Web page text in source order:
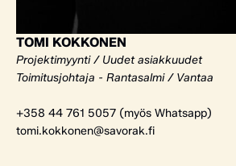
TOMI KOKKONEN
Projektimyynti / Uudet asiakkuudet
Toimitusjohtaja - Rantasalmi / Vantaa
+358 44 761 5057 (myös Whatsapp)
tomi.kokkonen@savorak.fi